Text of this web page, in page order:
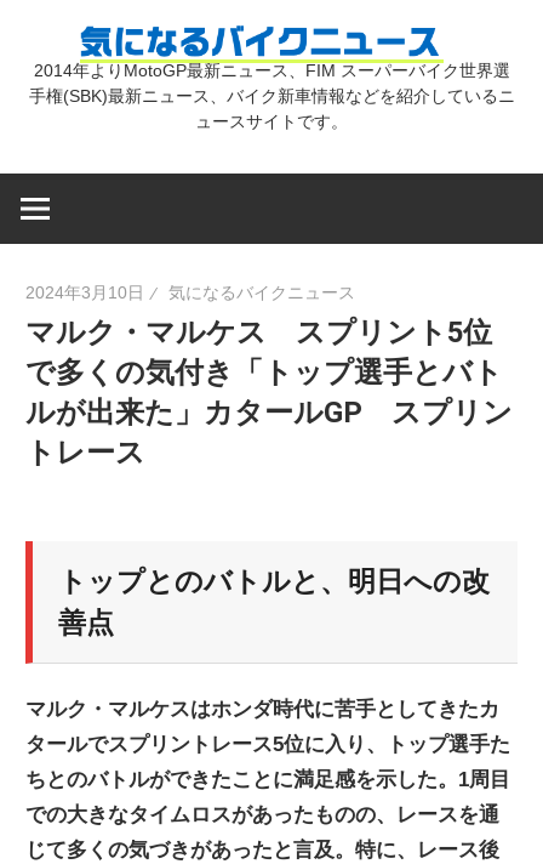
気
バ
イ
ニ
ュ
ー
ス
2014年よりMotoGP最新ニュース、FIM スーパーバイク世界選
手権(SBK)最新ニュース、バイク新車情報などを紹介しているニ
ュースサイトです。
2024年3月10日 気になるバイクニュース
マルク・マルケス スプリント5位
で多くの気付き「トップ選手とバト
ルが出来た」カタールGP スプリン
トレース
トップとのバトルと、明日への改
善点
マルク・マルケスはホンダ時代に苦手としてきたカ
タールでスプリントレース5位に入り、トップ選手た
ちとのバトルができたことに満足感を示した。1周目
での大きなタイムロスがあったものの、レースを通
じて多くの気づきがあったと言及。特に、レース後